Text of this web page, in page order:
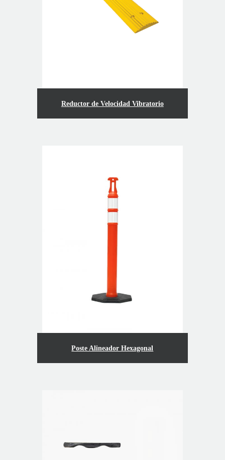
Reductor de Velocidad Vibratorio
Poste Alineador Hexagonal